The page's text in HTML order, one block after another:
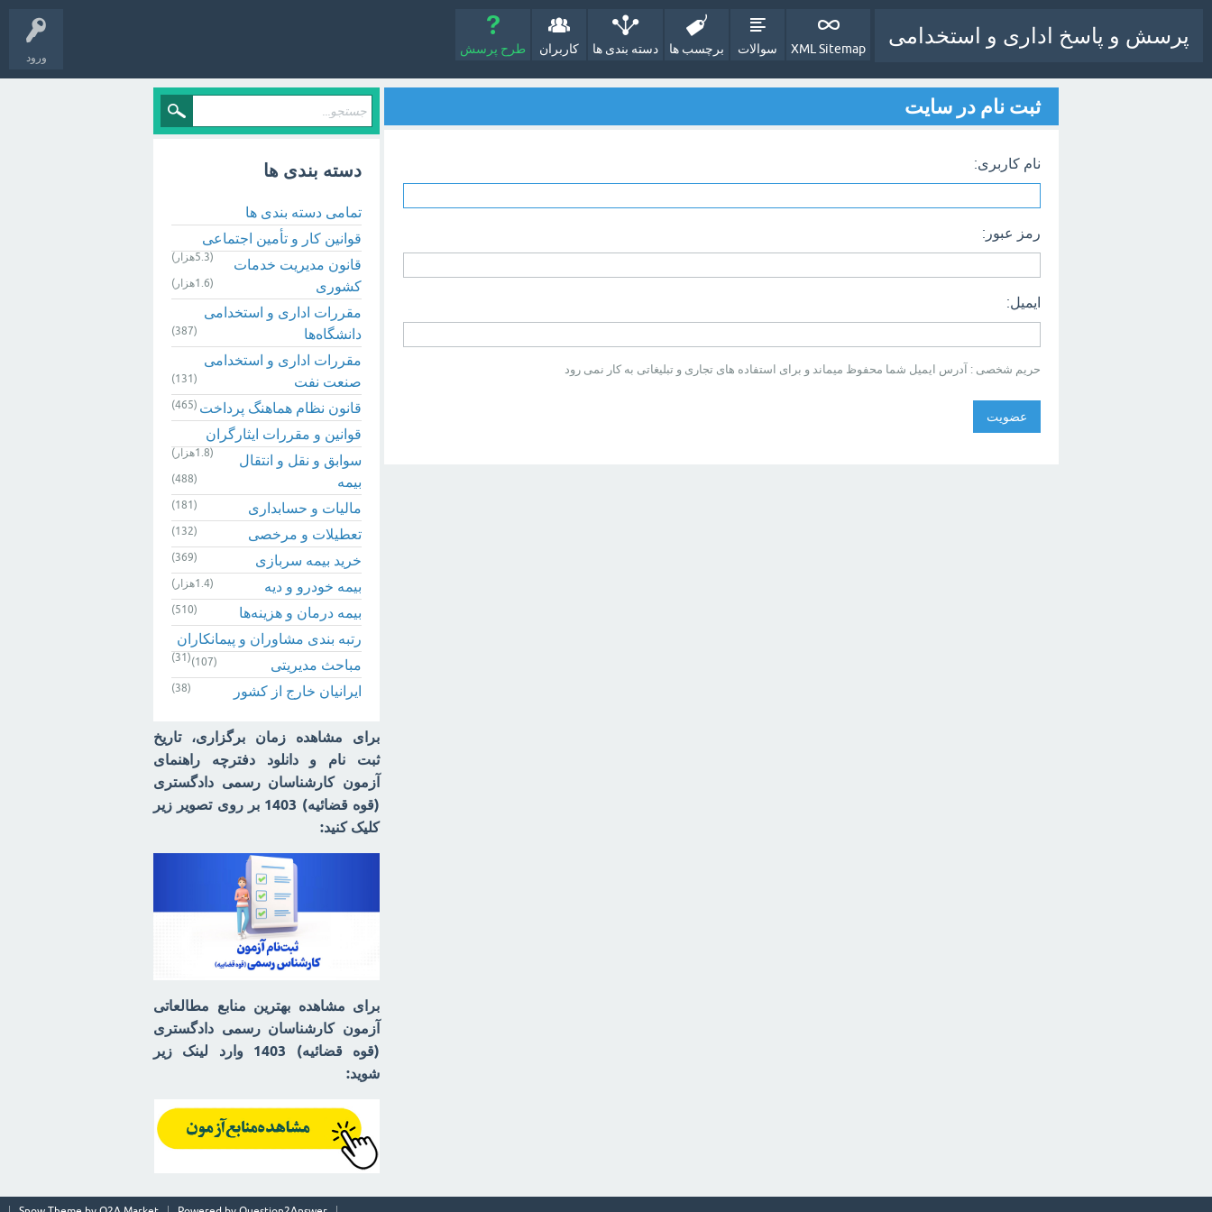
ورود
پرسش و پاسخ اداری و استخدامی
XML Sitemap سوالات برچسب ها دسته بندی ها کاربران طرح پرسش
ثبت نام در سایت
نام کاربری:
رمز عبور:
ایمیل:
حریم شخصی : آدرس ایمیل شما محفوظ میماند و برای استفاده های تجاری و تبلیغاتی به کار نمی رود
دسته بندی ها
تمامی دسته بندی ها
قوانین کار و تأمین اجتماعی
(5.3هزار)
قانون مدیریت خدمات
کشوری
(1.6هزار)
مقررات اداری و استخدامی
دانشگاه‌ها
(387)
مقررات اداری و استخدامی
صنعت نفت
(131)
قانون نظام هماهنگ پرداخت (465)
قوانین و مقررات ایثارگران
(1.8هزار)
سوابق و نقل و انتقال
بیمه‌
(488)
مالیات و حسابداری (181)
تعطیلات و مرخصی (132)
خرید بیمه سربازی (369)
بیمه خودرو و دیه (1.4هزار)
بیمه درمان و هزینه‌ها (510)
رتبه بندی مشاوران و پیمانکاران
(31) مباحث مدیریتی (107)
ایرانیان خارج از کشور (38)
برای مشاهده زمان برگزاری، تاریخ
ثبت نام و دانلود دفترچه راهنمای
آزمون کارشناسان رسمی دادگستری
(قوه قضائیه) 1403 بر روی تصویر زیر
کلیک کنید:
برای مشاهده بهترین منابع مطالعاتی
آزمون کارشناسان رسمی دادگستری
(قوه قضائیه) 1403 وارد لینک زیر
شوید: